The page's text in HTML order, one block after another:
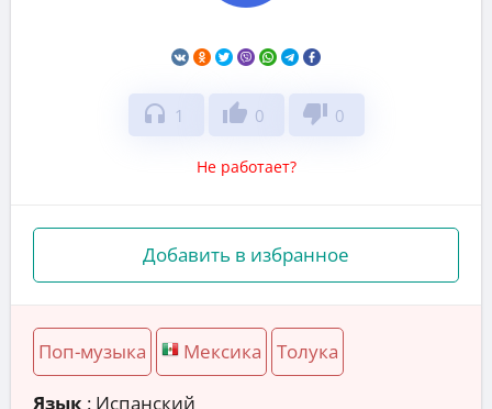
headphones 1 thumb_up 0 thumb_down 0
Не работает?
Добавить в избранное
Поп-музыка Мексика Толука
Язык : Испанский